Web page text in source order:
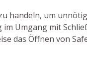
handeln, um
Umgang mit
das Öffnen von